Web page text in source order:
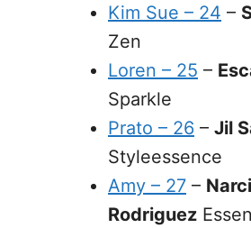
Kim Sue – 24 –
Zen
Loren – 25 –
Sparkle
Prato – 26 – Jil
Styleessence
Amy – 27 –
Rodriguez